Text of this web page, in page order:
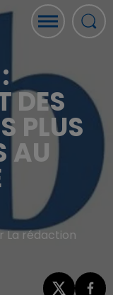
DES
PLUS
AU
La rédaction